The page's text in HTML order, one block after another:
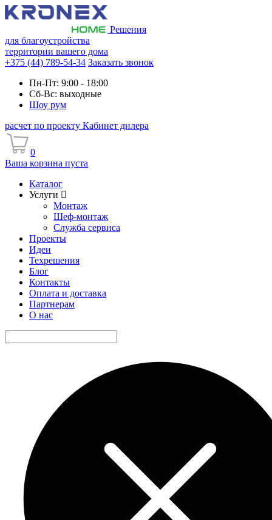
Решения
для благоустройства
территории вашего дома
+375 (44) 789-54-34 Заказать звонок
Пн-Пт: 9:00 - 18:00
Сб-Вс: выходные
Шоу рум
расчет по проекту Кабинет дилера
0
Ваша корзина пуста
Каталог
Услуги
Монтаж
Шеф-монтаж
Служба сервиса
Проекты
Идеи
Техрешения
Блог
Контакты
Оплата и доставка
Партнерам
О нас